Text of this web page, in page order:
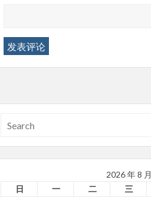
2026 年 8 月
日
一 二 三